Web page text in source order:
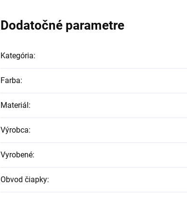
Dodatočné parametre
Kategória:
Farba:
Materiál:
Výrobca:
Vyrobené:
Obvod čiapky: